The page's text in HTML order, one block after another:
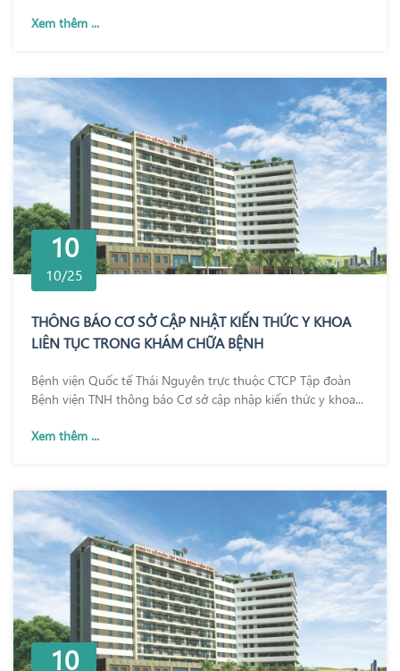
Xem thêm ...
10
10/25
THÔNG BÁO CƠ SỞ CẬP NHẬT KIẾN THỨC Y KHOA
LIÊN TỤC TRONG KHÁM CHỮA BỆNH
Bệnh viện Quốc tế Thái Nguyên trực thuộc CTCP Tập đoàn
Bệnh viện TNH thông báo Cơ sở cập nhập kiến thức y khoa...
Xem thêm ...
10